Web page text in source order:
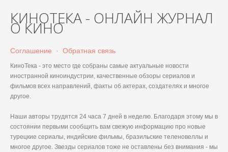
КИНОТЕКА - ОНЛАЙН ЖУРНАЛ
О КИНО
Соглашение · Обратная связь
КиноТека - это место где собраны самые актуальные новости
иностранной киноиндустрии, качественные обзоры сериалов и
фильмов всех направлений, факты об актерах, создателях и многое
другое.
Наши авторы трудятся 24 часа 7 дней в неделю. Благодаря этому мы в
состоянии первыми сообщить вам свежую информацию про новые
турецкие сериалы, индийские фильмы, бразильские теленовеллы и
многое другое. Звезды сериалов тоже не оставлены без внимания - мы